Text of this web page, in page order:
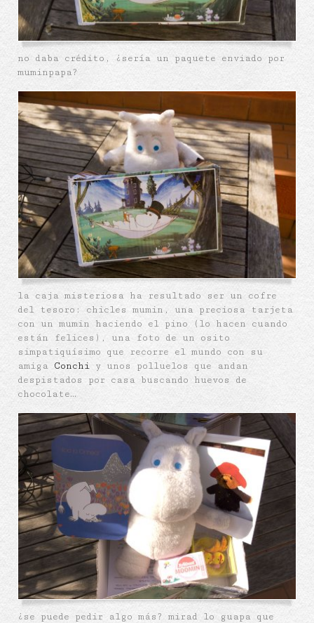
no daba crédito, ¿sería un paquete enviado por
muminpapa?
la caja misteriosa ha resultado ser un cofre
del tesoro: chicles mumin, una preciosa tarjeta
con un mumin haciendo el pino (lo hacen cuando
están felices), una foto de un osito
simpatiquísimo que recorre el mundo con su
amiga Conchi y unos polluelos que andan
despistados por casa buscando huevos de
chocolate…
¿se puede pedir algo más? mirad lo guapa que